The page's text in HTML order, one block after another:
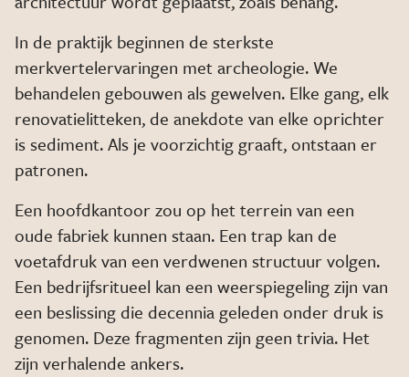
In de praktijk beginnen de sterkste
merkvertelervaringen met archeologie. We
behandelen gebouwen als gewelven. Elke gang, elk
renovatielitteken, de anekdote van elke oprichter
is sediment. Als je voorzichtig graaft, ontstaan er
patronen.
Een hoofdkantoor zou op het terrein van een
oude fabriek kunnen staan. Een trap kan de
voetafdruk van een verdwenen structuur volgen.
Een bedrijfsritueel kan een weerspiegeling zijn van
een beslissing die decennia geleden onder druk is
genomen. Deze fragmenten zijn geen trivia. Het
zijn verhalende ankers.